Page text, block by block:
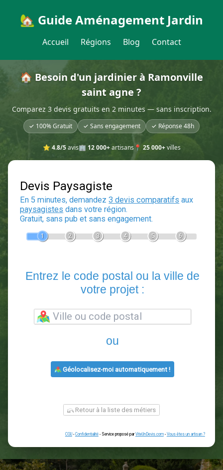
🏡 Guide Aménagement Jardin
Accueil Régions Blog Contact
🏠 Besoin d'un jardinier à Ramonville
saint agne ?
Comparez 3 devis gratuits en 2 minutes — sans inscription.
✓ 100% Gratuit ✓ Sans engagement ✓ Réponse 48h
⭐ 4.8/5avis🏢 12 000+artisans📍 25 000+villes
Devis Paysagiste
En 5 minutes, demandez3 devis comparatifs
2 3
Entrez le code postal ou la
ou